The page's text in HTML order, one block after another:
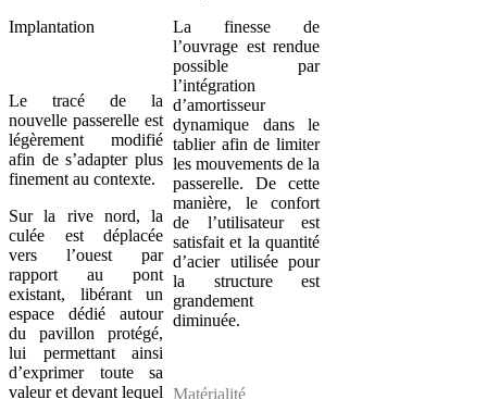
Implantation
Le tracé de la
nouvelle passerelle est
légèrement modifié
afin de s’adapter plus
finement au contexte.
Sur la rive nord, la
culée est déplacée
vers l’ouest par
rapport au pont
existant, libérant un
espace dédié autour
du pavillon protégé,
lui permettant ainsi
d’exprimer toute sa
valeur et devant lequel
La finesse de
l’ouvrage est rendue
possible par
l’intégration
d’amortisseur
dynamique dans le
tablier afin de limiter
les mouvements de la
passerelle. De cette
manière, le confort
de l’utilisateur est
satisfait et la quantité
d’acier utilisée pour
la structure est
grandement
diminuée.
Matérialité